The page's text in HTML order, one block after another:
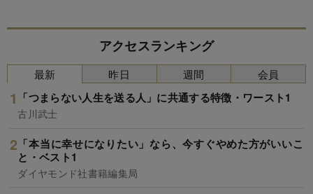
アクセスランキング
最新
「つまらない人生を送る人」に共通する特徴・ワースト1
古川武士
「本当に幸せになりたい」なら、今すぐやめた方がいいこ
と・ベスト1
ダイヤモンド社書籍編集局
昨日 週間 会員